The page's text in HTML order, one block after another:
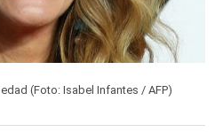
(Foto: Isabel Infantes / AFP)